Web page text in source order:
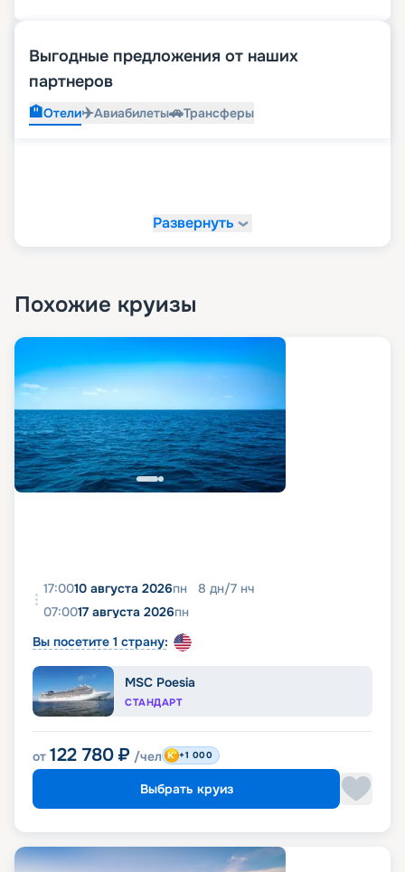
Выгодные предложения от наших
партнеров
🏨Отели✈️Авиабилеты🚗Трансферы
Развернуть
Похожие круизы
17:0010 августа 2026пн 8 дн/7 нч
07:0017 августа 2026пн
Вы посетите 1 страну:
MSC Poesia
СТАНДАРТ
от 122 780 ₽ /чел +1 000
Выбрать круиз